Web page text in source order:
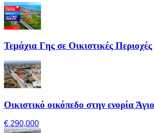
Τεμάχια Γης σε Οικιστικές Περιοχές
Οικιστικό οικόπεδο στην ενορία
€ 290,000